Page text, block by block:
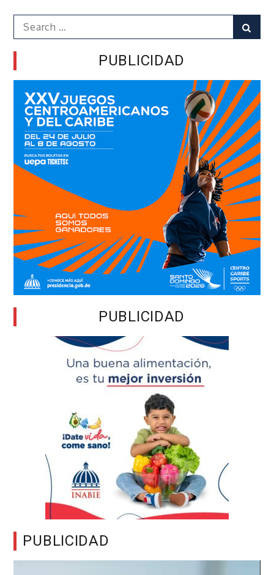
Search
for:
PUBLICIDAD
PUBLICIDAD
PUBLICIDAD